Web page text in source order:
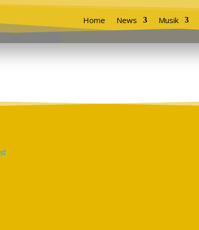
Home News Musik